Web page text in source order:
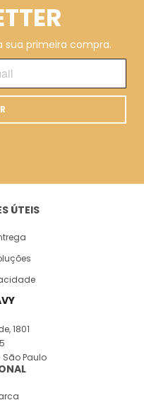
sua primeira compra.
ÚTEIS
1801
Paulo